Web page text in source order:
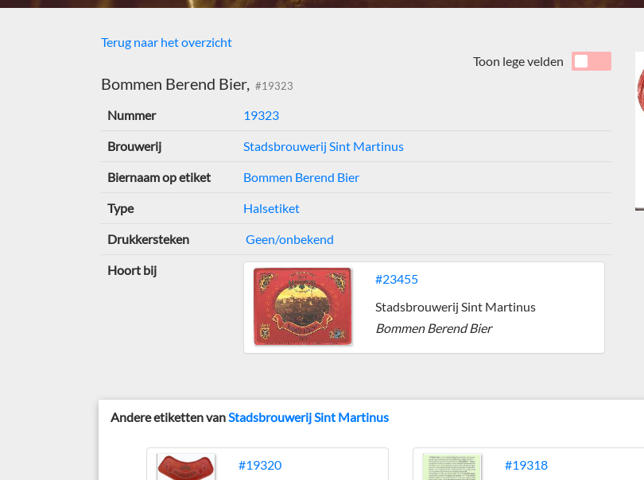
Terug naar het overzicht
Bommen Berend Bier, #19323
Toon lege velden
Nummer 19323
Brouwerij Stadsbrouwerij Sint Martinus
Biernaam op etiket Bommen Berend Bier
Type Halsetiket
Drukkersteken Geen/onbekend
Hoort bij
#23455
Stadsbrouwerij Sint Martinus
Bommen Berend Bier
Andere etiketten vanStadsbrouwerij Sint Martinus
#19320
#19318